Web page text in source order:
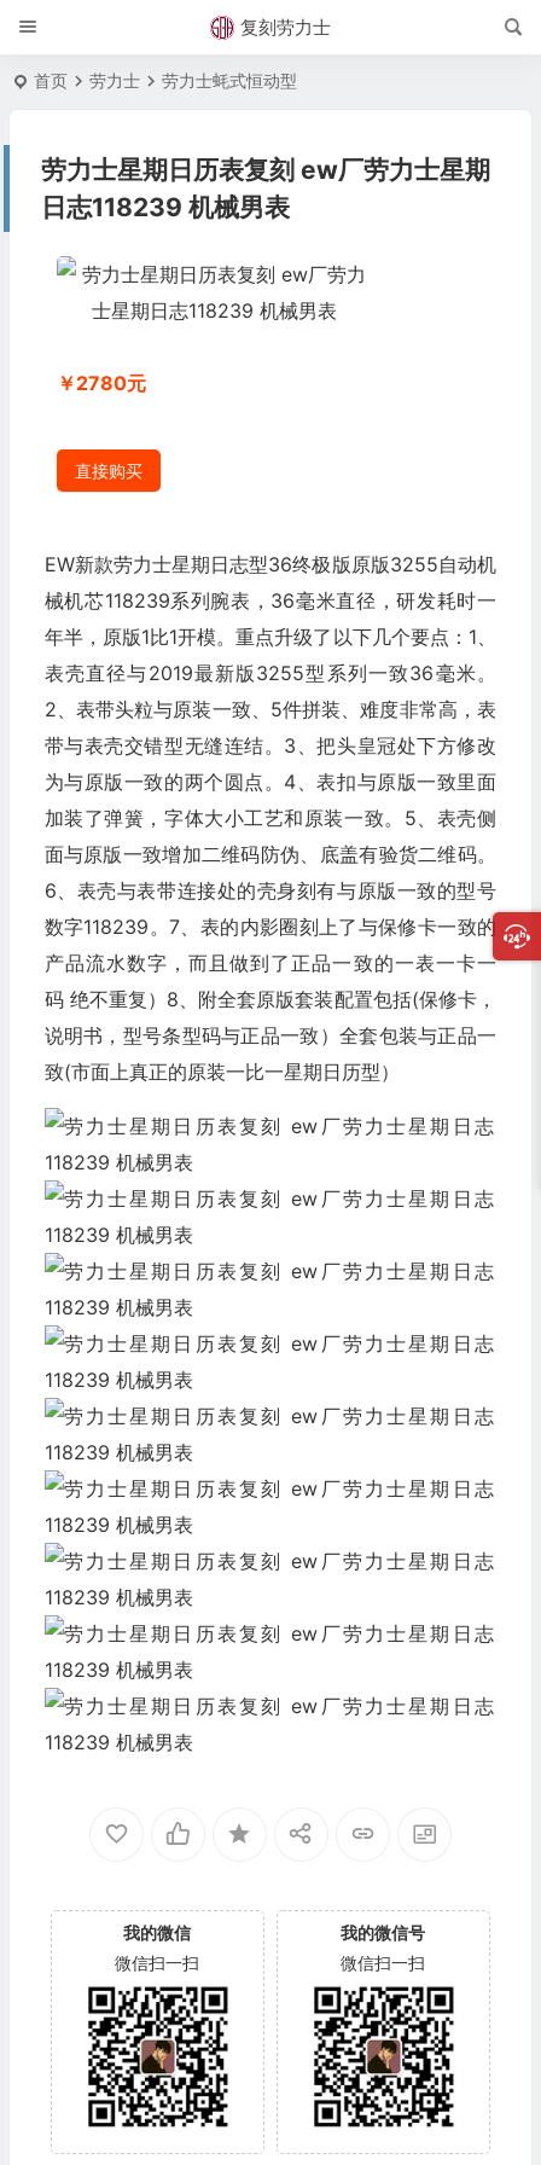
复刻劳力士
首页 劳力士 劳力士蚝式恒动型
劳力士星期日历表复刻 ew厂劳力士星期
日志118239 机械男表
￥2780元
直接购买
EW新款劳力士星期日志型36终极版原版3255自动机
械机芯118239系列腕表，36毫米直径，研发耗时一
年半，原版1比1开模。重点升级了以下几个要点：1、
表壳直径与2019最新版3255型系列一致36毫米。
2、表带头粒与原装一致、5件拼装、难度非常高，表
带与表壳交错型无缝连结。3、把头皇冠处下方修改
为与原版一致的两个圆点。4、表扣与原版一致里面
加装了弹簧，字体大小工艺和原装一致。5、表壳侧
面与原版一致增加二维码防伪、底盖有验货二维码。
6、表壳与表带连接处的壳身刻有与原版一致的型号
数字118239。7、表的内影圈刻上了与保修卡一致的
产品流水数字，而且做到了正品一致的一表一卡一
码 绝不重复）8、附全套原版套装配置包括(保修卡，
说明书，型号条型码与正品一致）全套包装与正品一
致(市面上真正的原装一比一星期日历型）
我的微信
微信扫一扫
我的微信号
微信扫一扫